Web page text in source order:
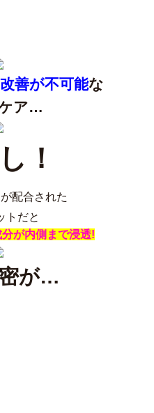
善が不可能な
ア…
！
が配合された
トだと
が内側まで浸透!
が…